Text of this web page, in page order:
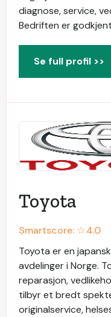
diagnose, service,
Bedriften er
Se full profil >>
Toyota
Smartscore: ☆4.0
Toyota er en
avdelinger i Norge.
reparasjon,
tilbyr et bredt
originalservice,